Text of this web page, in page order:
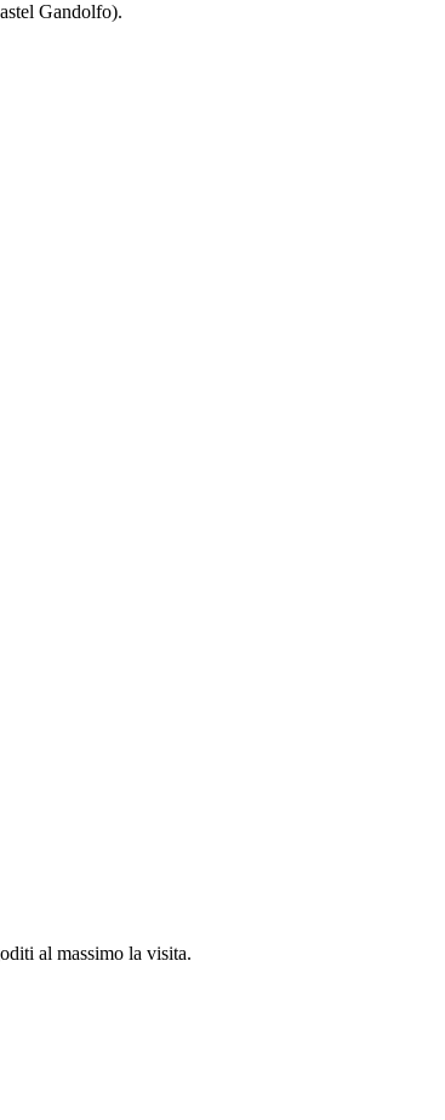
Gandolfo).
al massimo la visita.